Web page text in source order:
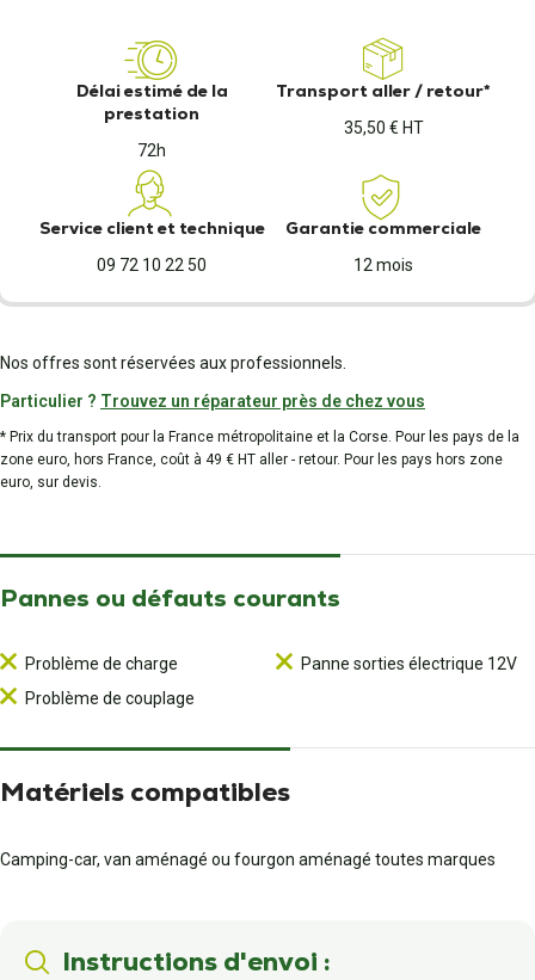
Délai estimé de la
prestation
72h
Transport aller / retour*
35,50 € HT
Service client et technique
09 72 10 22 50
Garantie commerciale
12 mois
Nos offres sont réservées aux professionnels.
Particulier ? Trouvez un réparateur près de chez vous
* Prix du transport pour la France métropolitaine et la Corse. Pour les pays de la
zone euro, hors France, coût à 49 € HT aller - retour. Pour les pays hors zone
euro, sur devis.
Pannes ou défauts courants
Problème de charge
Problème de couplage
Panne sorties électrique 12V
Matériels compatibles
Camping-car, van aménagé ou fourgon aménagé toutes marques
Instructions d'envoi :